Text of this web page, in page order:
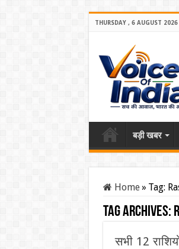
THURSDAY , 6 AUGUST 2026
बड़ी खबर
Home» Tag:
Tag Archives:
सभी 12